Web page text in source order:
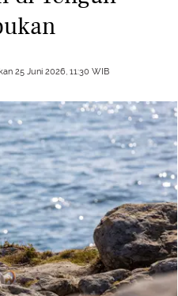
25 Juni 2026, 11:30 WIB